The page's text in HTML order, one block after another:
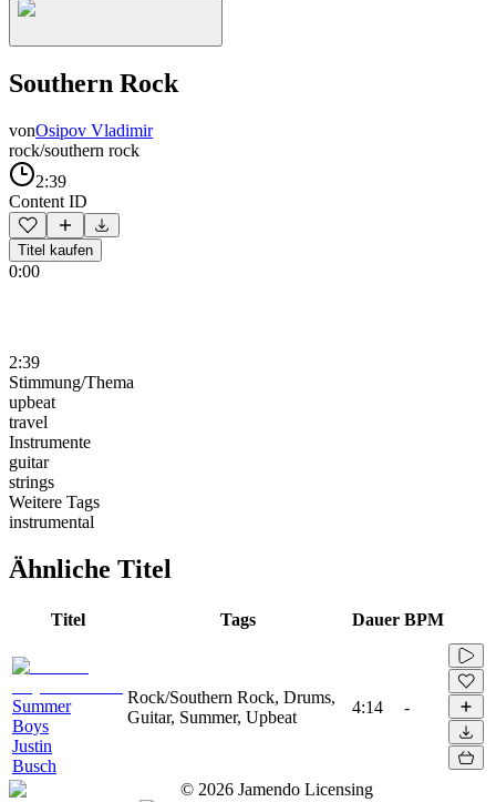
Southern Rock
vonOsipov Vladimir
rock/southern rock
2:39
Content ID
Titel kaufen
0:00
2:39
Stimmung/Thema
upbeat
travel
Instrumente
guitar
strings
Weitere Tags
instrumental
Ähnliche Titel
Titel Tags Dauer BPM
Summer
Boys
Justin
Busch
Rock/Southern Rock, Drums,
Guitar, Summer, Upbeat
4:14 -
© 2026 Jamendo Licensing